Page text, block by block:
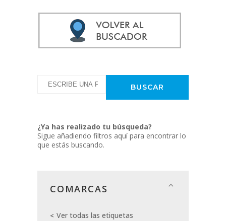
¿Ya has realizado tu búsqueda?
Sigue añadiendo filtros aquí para encontrar lo
que estás buscando.
COMARCAS
Ver todas las etiquetas